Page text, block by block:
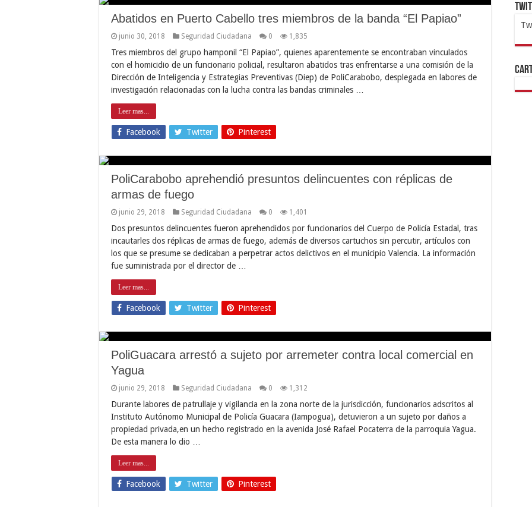
Abatidos en Puerto Cabello tres miembros de la banda “El Papiao”
junio 30, 2018 Seguridad Ciudadana 0 1,835
Tres miembros del grupo hamponil “El Papiao”, quienes aparentemente se encontraban vinculados
con el homicidio de un funcionario policial, resultaron abatidos tras enfrentarse a una comisión de la
Dirección de Inteligencia y Estrategias Preventivas (Diep) de PoliCarabobo, desplegada en labores de
investigación relacionadas con la lucha contra las bandas criminales …
Leer mas...
Facebook Twitter Pinterest
PoliCarabobo aprehendió presuntos delincuentes con réplicas de
armas de fuego
junio 29, 2018 Seguridad Ciudadana 0 1,401
Dos presuntos delincuentes fueron aprehendidos por funcionarios del Cuerpo de Policía Estadal, tras
incautarles dos réplicas de armas de fuego, además de diversos cartuchos sin percutir, artículos con
los que se presume se dedicaban a perpetrar actos delictivos en el municipio Valencia. La información
fue suministrada por el director de …
Leer mas...
Facebook Twitter Pinterest
PoliGuacara arrestó a sujeto por arremeter contra local comercial en
Yagua
junio 29, 2018 Seguridad Ciudadana 0 1,312
Durante labores de patrullaje y vigilancia en la zona norte de la jurisdicción, funcionarios adscritos al
Instituto Autónomo Municipal de Policía Guacara (Iampogua), detuvieron a un sujeto por daños a
propiedad privada,en un hecho registrado en la avenida José Rafael Pocaterra de la parroquia Yagua.
De esta manera lo dio …
Leer mas...
Facebook Twitter Pinterest